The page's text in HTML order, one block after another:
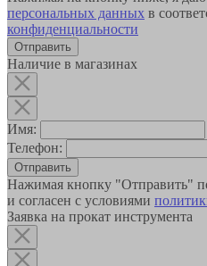
персональных данных в
конфиденциальности
Наличие в магазинах
Имя:
Телефон:
Отправить
Нажимая кнопку "Отправить"
и согласен с условиями
Заявка на прокат инструмента